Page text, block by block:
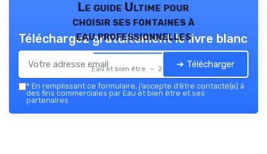
Le guide Ultime pour
choisir ses fontaines à
eau professionnelles
Eau et bien être — 2026
Téléchargez gratuitement le livre blanc
➔ Télécharger
* En remplissant ce formulaire, j’accepte d’être contacté(e) à
des fins commerciales par Eau et bien être et ses
partenaires.